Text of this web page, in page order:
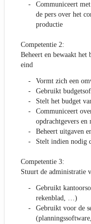
Communiceert
de pers over het
productie
Competentie 2:
Beheert en bewaakt
eind
Vormt zich een
Gebruikt
Stelt het budget
Communiceert
opdrachtgevers en
Beheert uitgaven
Stelt indien nodig
Competentie 3:
Stuurt de administratie
Gebruikt
rekenblad, …)
Gebruikt voor de